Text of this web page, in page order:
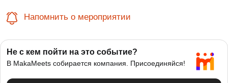
Напомнить о мероприятии